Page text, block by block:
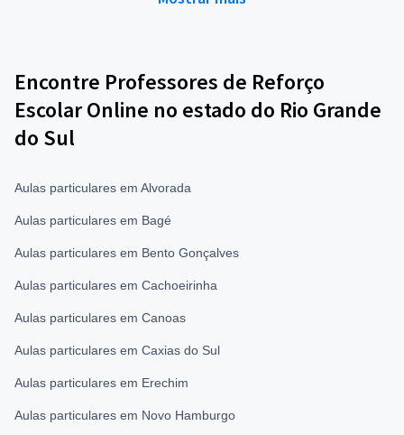
Encontre Professores de Reforço
Escolar Online no estado do Rio Grande
do Sul
Aulas particulares em Alvorada
Aulas particulares em Bagé
Aulas particulares em Bento Gonçalves
Aulas particulares em Cachoeirinha
Aulas particulares em Canoas
Aulas particulares em Caxias do Sul
Aulas particulares em Erechim
Aulas particulares em Novo Hamburgo